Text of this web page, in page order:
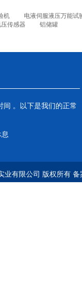
机
电液伺服液压万能试
传感器 铝储罐
间 。以下是我们的正常
业有限公司 版权所有 备